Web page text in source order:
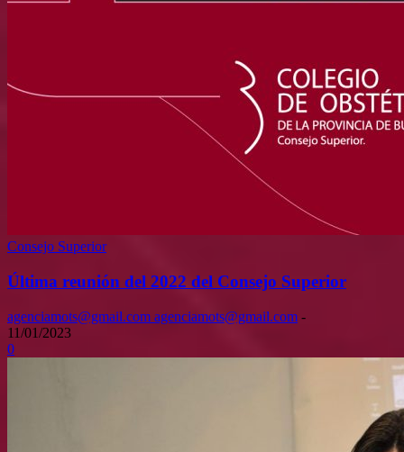
Consejo Superior
Última reunión del 2022 del Consejo Superior
agenciamots@gmail.com agenciamots@gmail.com -
11/01/2023
0